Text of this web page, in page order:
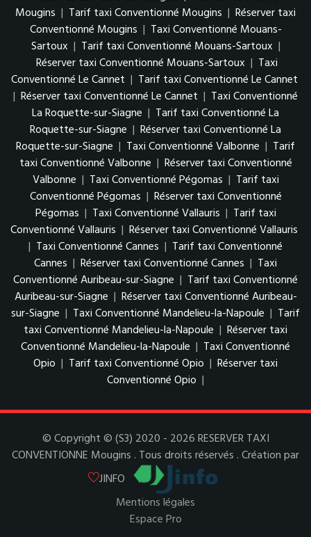
Mougins | Tarif taxi Conventionné Mougins | Réserver taxi
Conventionné Mougins | Taxi Conventionné Mouans-
Sartoux | Tarif taxi Conventionné Mouans-Sartoux |
Réserver taxi Conventionné Mouans-Sartoux | Taxi
Conventionné Le Cannet | Tarif taxi Conventionné Le Cannet
| Réserver taxi Conventionné Le Cannet | Taxi Conventionné
La Roquette-sur-Siagne | Tarif taxi Conventionné La
Roquette-sur-Siagne | Réserver taxi Conventionné La
Roquette-sur-Siagne | Taxi Conventionné Valbonne | Tarif
taxi Conventionné Valbonne | Réserver taxi Conventionné
Valbonne | Taxi Conventionné Pégomas | Tarif taxi
Conventionné Pégomas | Réserver taxi Conventionné
Pégomas | Taxi Conventionné Vallauris | Tarif taxi
Conventionné Vallauris | Réserver taxi Conventionné Vallauris
| Taxi Conventionné Cannes | Tarif taxi Conventionné
Cannes | Réserver taxi Conventionné Cannes | Taxi
Conventionné Auribeau-sur-Siagne | Tarif taxi Conventionné
Auribeau-sur-Siagne | Réserver taxi Conventionné Auribeau-
sur-Siagne | Taxi Conventionné Mandelieu-la-Napoule | Tarif
taxi Conventionné Mandelieu-la-Napoule | Réserver taxi
Conventionné Mandelieu-la-Napoule | Taxi Conventionné
Opio | Tarif taxi Conventionné Opio | Réserver taxi
Conventionné Opio |
© Copyright © (S3) 2020 - 2026 RESERVER TAXI
CONVENTIONNE Mougins . Tous droits réservés . Création par
JINFO
Mentions légales
Espace Pro